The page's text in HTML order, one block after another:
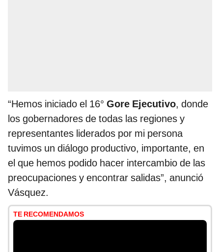
“Hemos iniciado el 16° Gore Ejecutivo, donde
los gobernadores de todas las regiones y
representantes liderados por mi persona
tuvimos un diálogo productivo, importante, en
el que hemos podido hacer intercambio de las
preocupaciones y encontrar salidas”, anunció
Vásquez.
TE RECOMENDAMOS